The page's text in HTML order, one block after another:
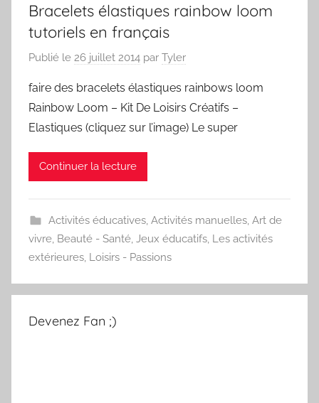
Bracelets élastiques rainbow loom
tutoriels en français
Publié le 26 juillet 2014 par Tyler
faire des bracelets élastiques rainbows loom
Rainbow Loom – Kit De Loisirs Créatifs –
Elastiques (cliquez sur l’image) Le super
Continuer la lecture
Activités éducatives, Activités manuelles, Art de
vivre, Beauté - Santé, Jeux éducatifs, Les activités
extérieures, Loisirs - Passions
Devenez Fan ;)